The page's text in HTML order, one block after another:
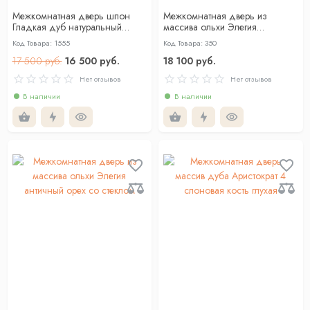
Межкомнатная дверь шпон
Гладкая дуб натуральный
глухая
Код Товара: 1555
17 500 руб. 16 500 руб.
Нет отзывов
В наличии
Межкомнатная дверь из
массива ольхи Элегия
античный орех глухая
Код Товара: 350
18 100 руб.
Нет отзывов
В наличии